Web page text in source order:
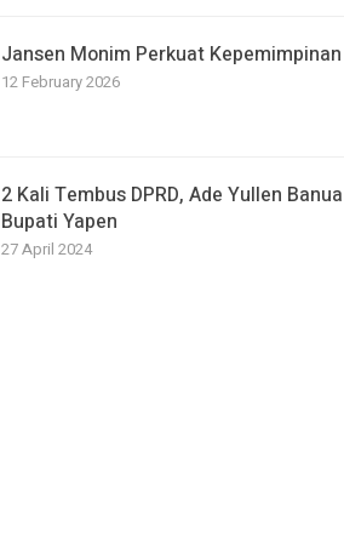
Jansen Monim Perkuat
12 February 2026
2 Kali Tembus DPRD, Ade Yullen
Bupati Yapen
27 April 2024